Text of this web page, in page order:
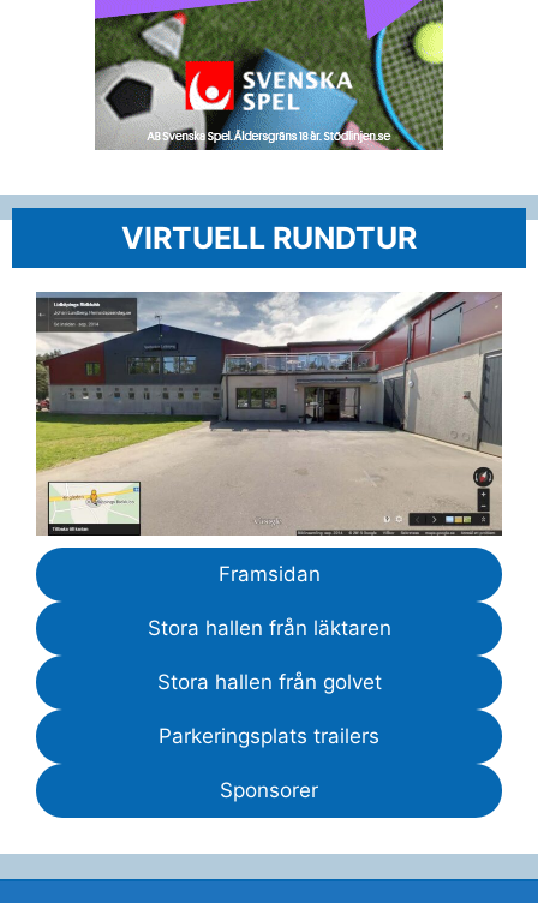
VIRTUELL RUNDTUR
Framsidan
Stora hallen från läktaren
Stora hallen från golvet
Parkeringsplats trailers
Sponsorer